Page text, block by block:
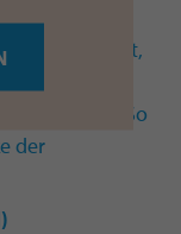
es
seiner Zeit,
Lebenslauf
verquicken. So
der